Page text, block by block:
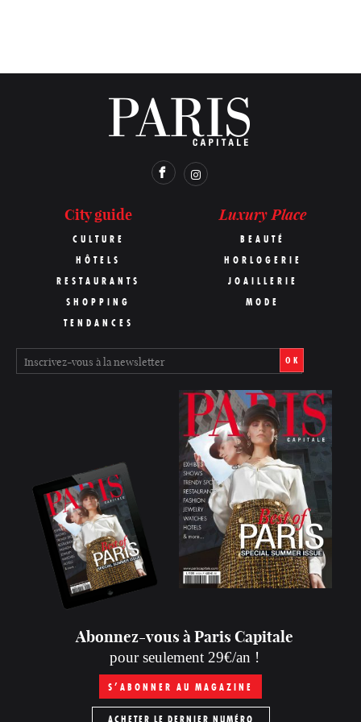
City guide
CULTURE
HÔTELS
RESTAURANTS
SHOPPING
TENDANCES
Luxury Place
BEAUTÉ
HORLOGERIE
JOAILLERIE
MODE
OK
Abonnez-vous à Paris Capitale
pour seulement 29€/an !
S’ABONNER AU MAGAZINE
ACHETER LE DERNIER NUMÉRO